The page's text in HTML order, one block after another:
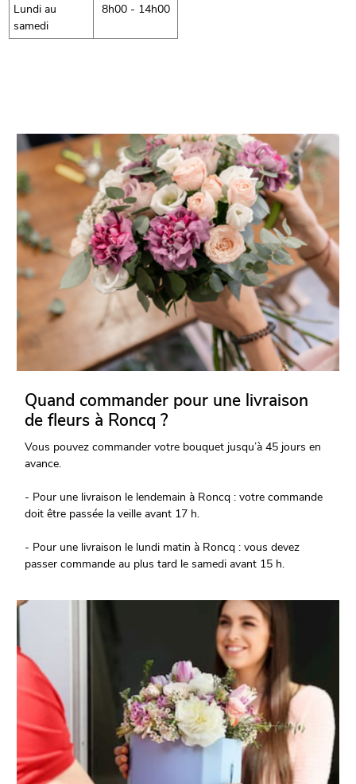
Lundi au
samedi
8h00 - 14h00
Quand commander pour une livraison
de fleurs à Roncq ?
Vous pouvez commander votre bouquet jusqu’à 45 jours en
avance.
- Pour une livraison le lendemain à Roncq : votre commande
doit être passée la veille avant 17 h.
- Pour une livraison le lundi matin à Roncq : vous devez
passer commande au plus tard le samedi avant 15 h.